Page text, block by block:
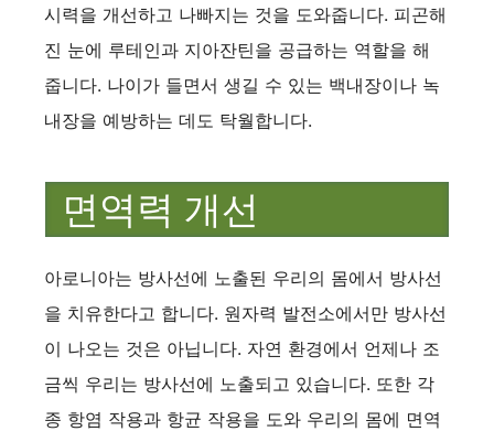
시력을 개선하고 나빠지는 것을 도와줍니다. 피곤해
진 눈에 루테인과 지아잔틴을 공급하는 역할을 해
줍니다. 나이가 들면서 생길 수 있는 백내장이나 녹
내장을 예방하는 데도 탁월합니다.
면역력 개선
아로니아는 방사선에 노출된 우리의 몸에서 방사선
을 치유한다고 합니다. 원자력 발전소에서만 방사선
이 나오는 것은 아닙니다. 자연 환경에서 언제나 조
금씩 우리는 방사선에 노출되고 있습니다. 또한 각
종 항염 작용과 항균 작용을 도와 우리의 몸에 면역